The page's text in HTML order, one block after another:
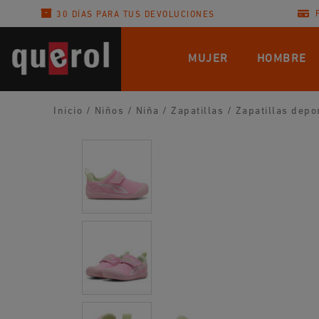
30 DÍAS PARA TUS DEVOLUCIONES
MUJER HOMBRE
Inicio / Niños / Niña / Zapatillas / Zapatillas